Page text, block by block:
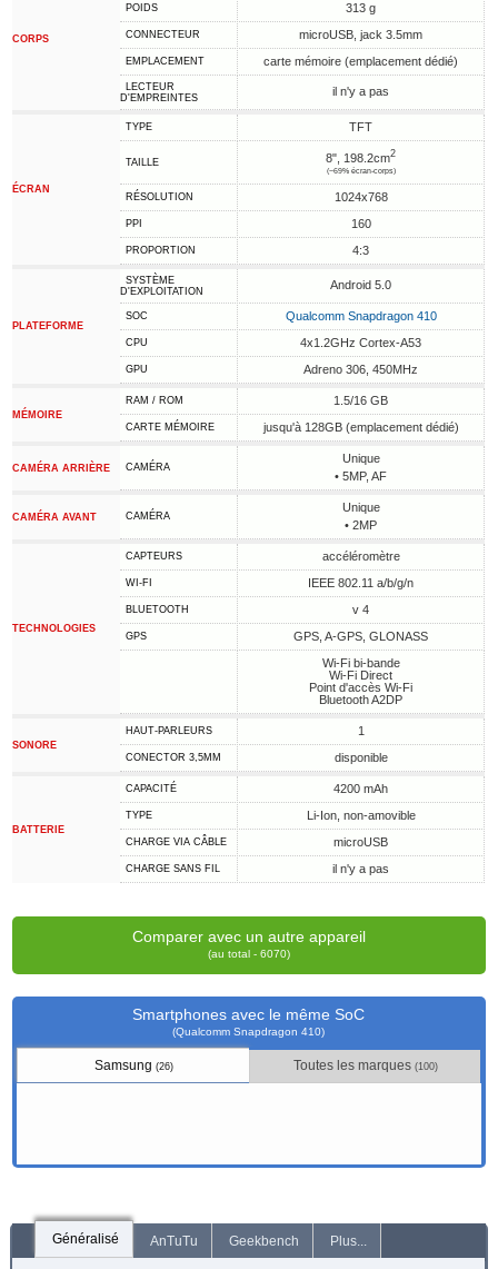
CORPS
POIDS 313 g
CONNECTEUR microUSB, jack 3.5mm
EMPLACEMENT carte mémoire (emplacement dédié)
LECTEUR
D'EMPREINTES
il n'y a pas
ÉCRAN
TYPE TFT
TAILLE 8", 198.2cm2
(~69% écran-corps)
RÉSOLUTION 1024x768
PPI 160
PROPORTION 4:3
PLATEFORME
SYSTÈME
D'EXPLOITATION
Android 5.0
SOC Qualcomm Snapdragon 410
CPU 4x1.2GHz Cortex-A53
GPU Adreno 306, 450MHz
MÉMOIRE
RAM / ROM 1.5/16 GB
CARTE MÉMOIRE jusqu'à 128GB (emplacement dédié)
CAMÉRA ARRIÈRE CAMÉRA
Unique
• 5MP, AF
CAMÉRA AVANT CAMÉRA
Unique
• 2MP
TECHNOLOGIES
CAPTEURS accéléromètre
WI-FI IEEE 802.11 a/b/g/n
BLUETOOTH v 4
GPS
GPS, A-GPS, GLONASS
Wi-Fi bi-bande
Wi-Fi Direct
Point d'accès Wi-Fi
Bluetooth A2DP
SONORE
HAUT-PARLEURS 1
CONECTOR 3,5MM disponible
BATTERIE
CAPACITÉ 4200 mAh
TYPE Li-Ion, non-amovible
CHARGE VIA CÂBLE microUSB
CHARGE SANS FIL il n'y a pas
Comparer avec un autre appareil
(au total - 6070)
Smartphones avec le même SoC
(Qualcomm Snapdragon 410)
Samsung (26) Toutes les marques (100)
Généralisé AnTuTu Geekbench Plus...